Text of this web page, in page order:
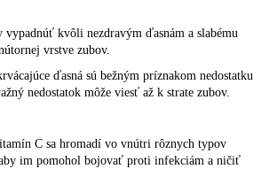
vypadnúť kvôli nezdravým ďasnám a slabému
vrstve zubov.
ďasná sú bežným príznakom nedostatku
nedostatok môže viesť až k strate zubov.
C sa hromadí vo vnútri rôznych typov
im pomohol bojovať proti infekciám a ničiť